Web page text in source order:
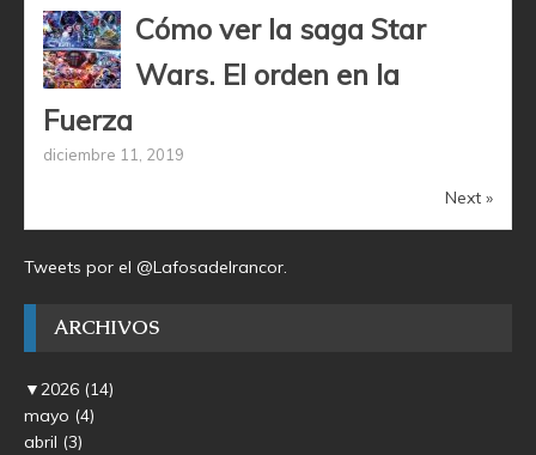
Cómo ver la saga Star
Wars. El orden en la
Fuerza
diciembre 11, 2019
Next »
Tweets por el @Lafosadelrancor.
ARCHIVOS
▼2026 (14)
mayo (4)
abril (3)